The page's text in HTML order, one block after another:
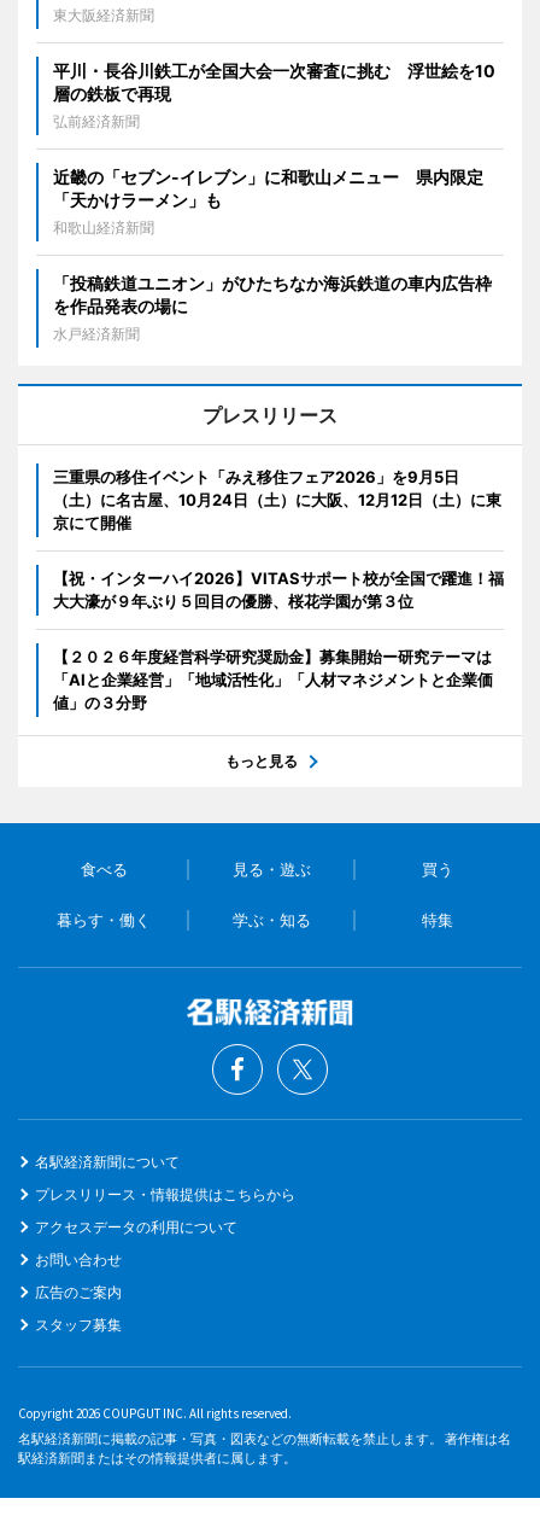
東大阪経済新聞
平川・長谷川鉄工が全国大会一次審査に挑む 浮世絵を10
層の鉄板で再現
弘前経済新聞
近畿の「セブン-イレブン」に和歌山メニュー 県内限定
「天かけラーメン」も
和歌山経済新聞
「投稿鉄道ユニオン」がひたちなか海浜鉄道の車内広告枠
を作品発表の場に
水戸経済新聞
プレスリリース
三重県の移住イベント「みえ移住フェア2026」を9月5日
（土）に名古屋、10月24日（土）に大阪、12月12日（土）に東
京にて開催
【祝・インターハイ2026】VITASサポート校が全国で躍進！福
大大濠が９年ぶり５回目の優勝、桜花学園が第３位
【２０２６年度経営科学研究奨励金】募集開始ー研究テーマは
「AIと企業経営」「地域活性化」「人材マネジメントと企業価
値」の３分野
もっと見る
食べる 見る・遊ぶ 買う
暮らす・働く 学ぶ・知る 特集
名駅経済新聞について
プレスリリース・情報提供はこちらから
アクセスデータの利用について
お問い合わせ
広告のご案内
スタッフ募集
Copyright 2026 COUPGUT INC. All rights reserved.
名駅経済新聞に掲載の記事・写真・図表などの無断転載を禁止します。 著作権は名
駅経済新聞またはその情報提供者に属します。